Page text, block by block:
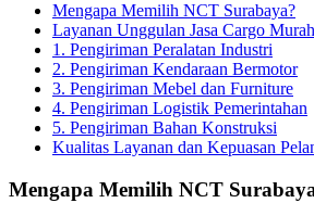
Mengapa Memilih NCT Surabaya?
Layanan Unggulan Jasa Cargo
1. Pengiriman Peralatan Industri
2. Pengiriman Kendaraan Bermotor
3. Pengiriman Mebel dan Furniture
4. Pengiriman Logistik Pemerintahan
5. Pengiriman Bahan Konstruksi
Kualitas Layanan dan Kepuasan
Mengapa Memilih NCT